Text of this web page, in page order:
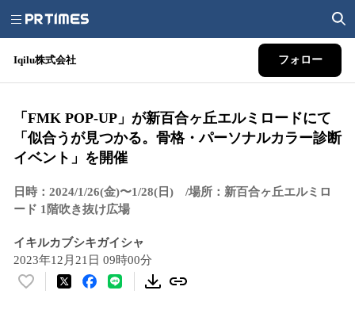
Iqilu株式会社 フォロー
「FMK POP-UP」が新百合ヶ丘エルミロードにて
「似合うが見つかる。骨格・パーソナルカラー診断
イベント」を開催
日時：2024/1/26(金)〜1/28(日) /場所：新百合ヶ丘エルミロ
ード 1階吹き抜け広場
イキルカブシキガイシャ
2023年12月21日 09時00分
い